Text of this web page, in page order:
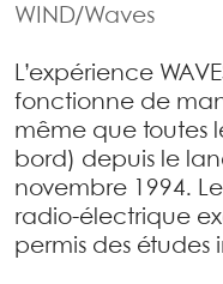
WIND/Waves
L’expérience
fonctionne de
même que toutes
bord) depuis le
novembre 1994.
radio-électrique
permis des études